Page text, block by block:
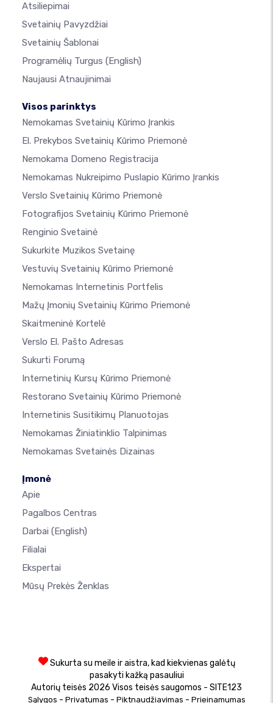
Atsiliepimai
Svetainių Pavyzdžiai
Svetainių Šablonai
Programėlių Turgus (English)
Naujausi Atnaujinimai
Visos parinktys
Nemokamas Svetainių Kūrimo Įrankis
El. Prekybos Svetainių Kūrimo Priemonė
Nemokama Domeno Registracija
Nemokamas Nukreipimo Puslapio Kūrimo Įrankis
Verslo Svetainių Kūrimo Priemonė
Fotografijos Svetainių Kūrimo Priemonė
Renginio Svetainė
Sukurkite Muzikos Svetainę
Vestuvių Svetainių Kūrimo Priemonė
Nemokamas Internetinis Portfelis
Mažų Įmonių Svetainių Kūrimo Priemonė
Skaitmeninė Kortelė
Verslo El. Pašto Adresas
Sukurti Forumą
Internetinių Kursų Kūrimo Priemonė
Restorano Svetainių Kūrimo Priemonė
Internetinis Susitikimų Planuotojas
Nemokamas Žiniatinklio Talpinimas
Nemokamas Svetainės Dizainas
Įmonė
Apie
Pagalbos Centras
Darbai (English)
Filialai
Ekspertai
Mūsų Prekės Ženklas
Sukurta su meile ir aistra, kad kiekvienas galėtų
pasakyti kažką pasauliui
Autorių teisės 2026 Visos teisės saugomos - SITE123
Sąlygos - Privatumas - Piktnaudžiavimas - Prieinamumas